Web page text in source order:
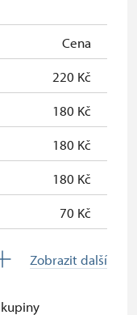
zdarma
zdarma
Cena
220 Kč
180 Kč
180 Kč
180 Kč
70 Kč
Zobrazit další